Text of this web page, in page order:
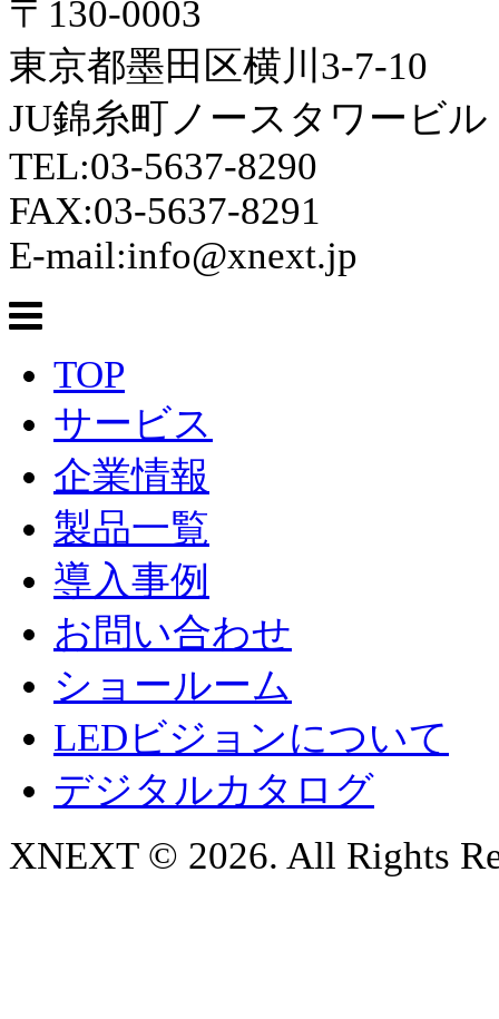
〒130-0003
東京都墨田区横川3-7-10
JU錦糸町ノースタワービル
TEL:03-5637-8290
FAX:03-5637-8291
E-mail:info@xnext.jp
TOP
サービス
企業情報
製品一覧
導入事例
お問い合わせ
ショールーム
LEDビジョンについて
デジタルカタログ
XNEXT © 2026. All Rights